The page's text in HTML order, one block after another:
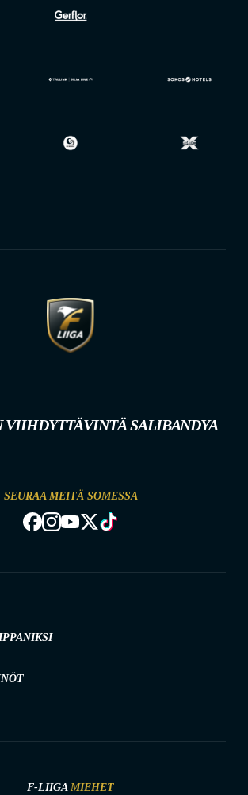
SALIBANDYA
SEURAA MEITÄ SOMESSA
F-LIIGA MIEHET